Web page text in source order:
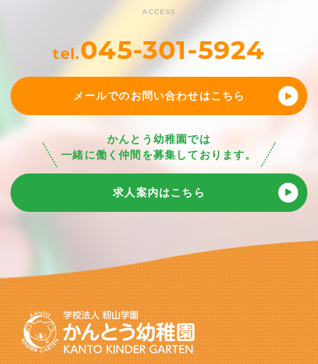
ACCESS
tel.045-301-5924
メールでのお問い合わせはこちら
かんとう幼稚園では
一緒に働く仲間を募集しております。
求人案内はこちら